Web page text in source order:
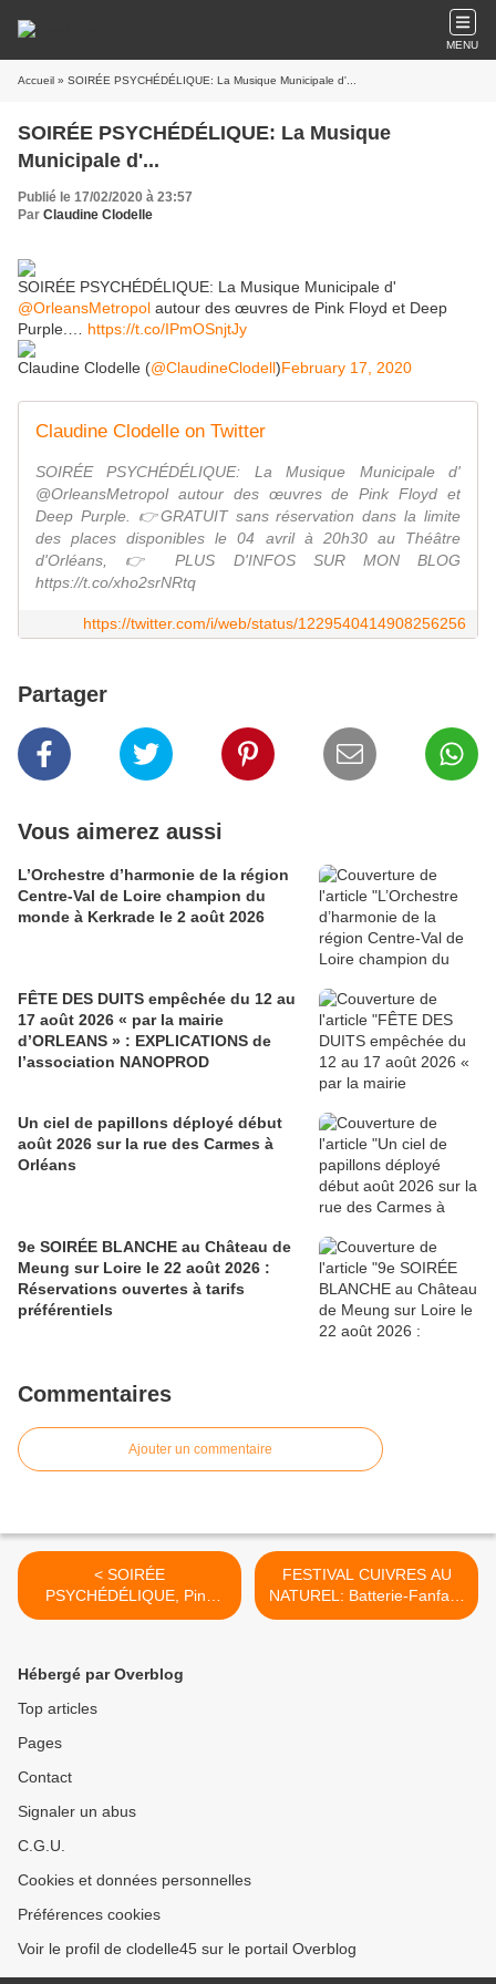
MENU
Accueil » SOIRÉE PSYCHÉDÉLIQUE: La Musique Municipale d'...
SOIRÉE PSYCHÉDÉLIQUE: La Musique
Municipale d'...
Publié le 17/02/2020 à 23:57
Par Claudine Clodelle
SOIRÉE PSYCHÉDÉLIQUE: La Musique Municipale d'
@OrleansMetropol autour des œuvres de Pink Floyd et Deep
Purple.… https://t.co/IPmOSnjtJy
Claudine Clodelle (@ClaudineClodell)February 17, 2020
Claudine Clodelle on Twitter
SOIRÉE PSYCHÉDÉLIQUE: La Musique Municipale d'
@OrleansMetropol autour des œuvres de Pink Floyd et
Deep Purple. 👉GRATUIT sans réservation dans la limite
des places disponibles le 04 avril à 20h30 au Théâtre
d'Orléans, 👉 PLUS D'INFOS SUR MON BLOG
https://t.co/xho2srNRtq
https://twitter.com/i/web/status/1229540414908256256
Partager
Vous aimerez aussi
L’Orchestre d’harmonie de la région
Centre-Val de Loire champion du
monde à Kerkrade le 2 août 2026
FÊTE DES DUITS empêchée du 12 au
17 août 2026 « par la mairie
d’ORLEANS » : EXPLICATIONS de
l’association NANOPROD
Un ciel de papillons déployé début
août 2026 sur la rue des Carmes à
Orléans
9e SOIRÉE BLANCHE au Château de
Meung sur Loire le 22 août 2026 :
Réservations ouvertes à tarifs
préférentiels
Commentaires
Ajouter un commentaire
< SOIRÉE
PSYCHÉDÉLIQUE, Pink
Floyd, Deep Purple avec la
d’Orléans - 4 avril 2020 -
FESTIVAL CUIVRES AU
NATUREL: Batterie-Fanfare
de la Musique Municipale
Hébergé par Overblog
Top articles
Pages
Contact
Signaler un abus
C.G.U.
Cookies et données personnelles
Préférences cookies
Voir le profil de clodelle45 sur le portail Overblog